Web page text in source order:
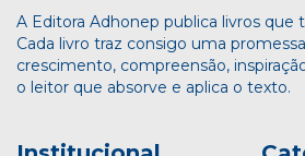
A Editora Adhonep publica livros que
Cada livro traz consigo uma
crescimento, compreensão,
o leitor que absorve e aplica o texto.